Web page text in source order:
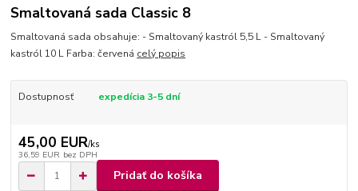
Smaltovaná sada Classic 8
Smaltovaná sada obsahuje: - Smaltovaný kastról 5,5 L - Smaltovaný
kastról 10 L Farba: červená celý popis
Dostupnosť expedícia 3-5 dní
45,00 EUR/ks
36,59 EUR bez DPH
Pridať do košíka